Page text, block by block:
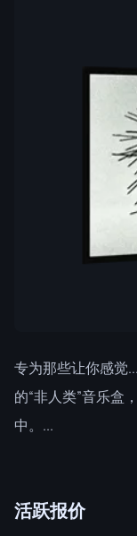
专为那些让你感觉
的“非人类”音乐盒
中。...
活跃报价